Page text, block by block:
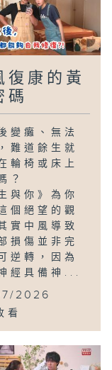
復康的黃
碼
變癱、無法
難道餘生就
輪椅或床上
？
與你》為你
個絕望的觀
實中風導致
損傷並非完
逆轉，因為
經具備神...
2026
看